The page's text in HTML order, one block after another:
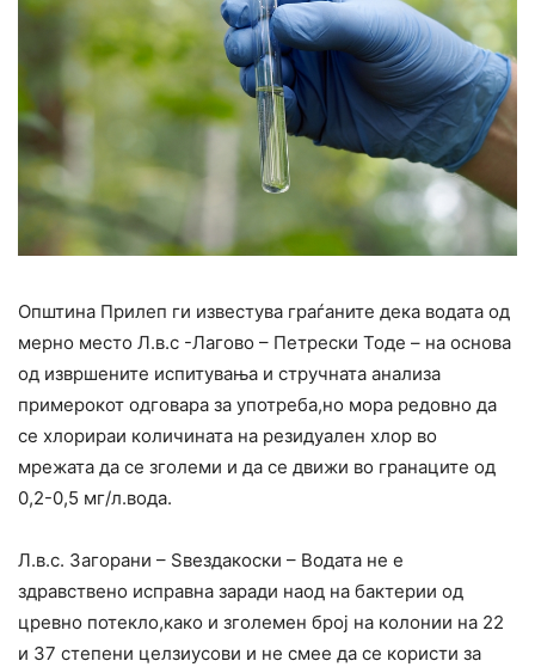
Општина Прилеп ги известува граѓаните дека водата од
мерно место Л.в.с -Лагово – Петрески Тоде – на основа
од извршените испитувања и стручната анализа
примерокот одговара за употреба,но мора редовно да
се хлорираи количината на резидуален хлор во
мрежата да се зголеми и да се движи во гранаците од
0,2-0,5 мг/л.вода.
Л.в.с. Загорани – Ѕвездакоски – Водата не е
здравствено исправна заради наод на бактерии од
цревно потекло,како и зголемен број на колонии на 22
и 37 степени целзиусови и не смее да се користи за